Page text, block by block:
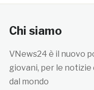
Chi siamo
VNews24 è il nuovo
giovani, per le notizie
dal mondo